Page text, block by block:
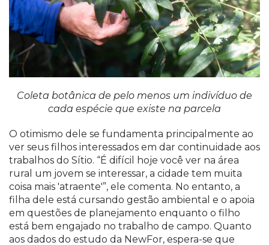
Coleta botânica de pelo menos um indivíduo de
cada espécie que existe na parcela
O otimismo dele se fundamenta principalmente ao
ver seus filhos interessados em dar continuidade aos
trabalhos do Sítio. “É difícil hoje você ver na área
rural um jovem se interessar, a cidade tem muita
coisa mais 'atraente'”, ele comenta. No entanto, a
filha dele está cursando gestão ambiental e o apoia
em questões de planejamento enquanto o filho
está bem engajado no trabalho de campo. Quanto
aos dados do estudo da NewFor, espera-se que